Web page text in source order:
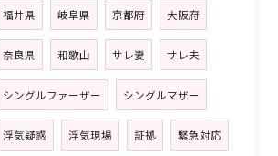
福井県 岐阜県 京都府 大阪府
奈良県 和歌山 サレ妻 サレ夫
シングルファーザー シングルマザー
浮気疑惑 浮気現場 証拠 緊急対応